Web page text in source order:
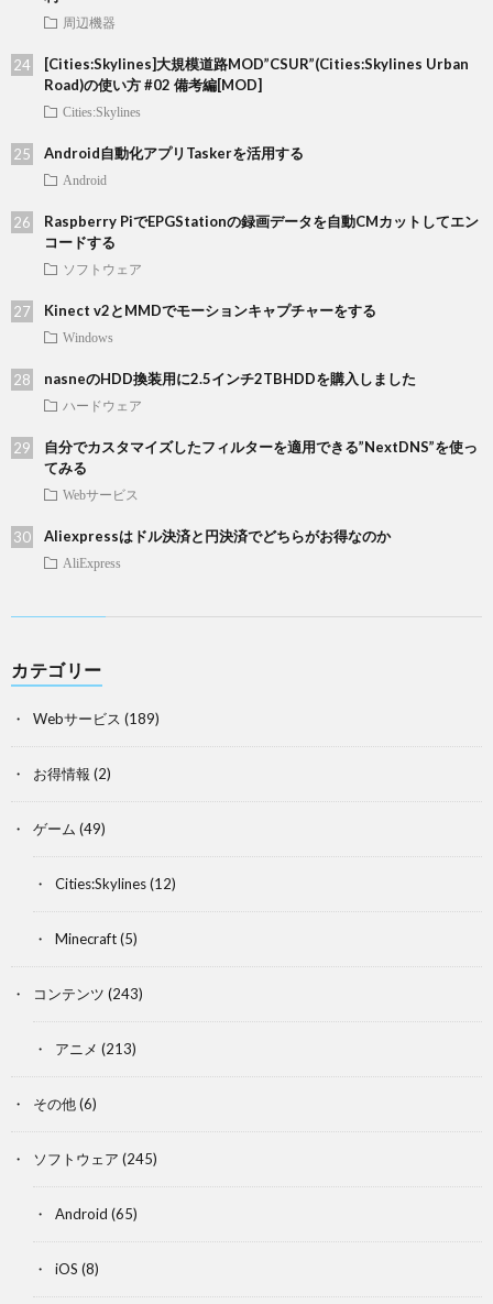
周辺機器
[Cities:Skylines]大規模道路MOD”CSUR”(Cities:Skylines Urban
Road)の使い方 #02 備考編[MOD]
Cities:Skylines
Android自動化アプリTaskerを活用する
Android
Raspberry PiでEPGStationの録画データを自動CMカットしてエン
コードする
ソフトウェア
Kinect v2とMMDでモーションキャプチャーをする
Windows
nasneのHDD換装用に2.5インチ2TBHDDを購入しました
ハードウェア
自分でカスタマイズしたフィルターを適用できる”NextDNS”を使っ
てみる
Webサービス
Aliexpressはドル決済と円決済でどちらがお得なのか
AliExpress
カテゴリー
Webサービス (189)
お得情報 (2)
ゲーム (49)
Cities:Skylines(12)
Minecraft(5)
コンテンツ (243)
アニメ (213)
その他(6)
ソフトウェア (245)
Android (65)
iOS (8)